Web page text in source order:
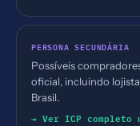
PERSONA SECUNDÁRIA
Possíveis
oficial, incluindo
Brasil.
→ Ver ICP